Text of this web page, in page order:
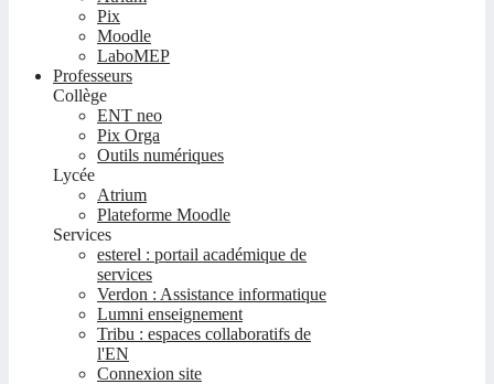
Pix
Moodle
LaboMEP
Professeurs
Collège
ENT neo
Pix Orga
Outils numériques
Lycée
Atrium
Plateforme Moodle
Services
esterel : portail académique de
services
Verdon : Assistance informatique
Lumni enseignement
Tribu : espaces collaboratifs de
l'EN
Connexion site